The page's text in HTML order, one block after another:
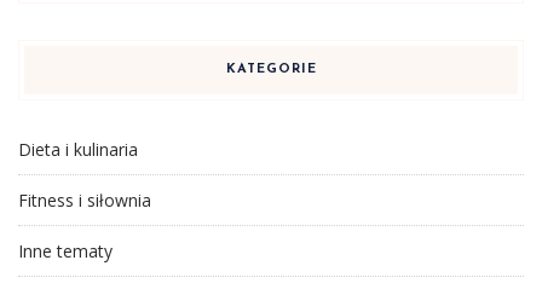
KATEGORIE
Dieta i kulinaria
Fitness i siłownia
Inne tematy